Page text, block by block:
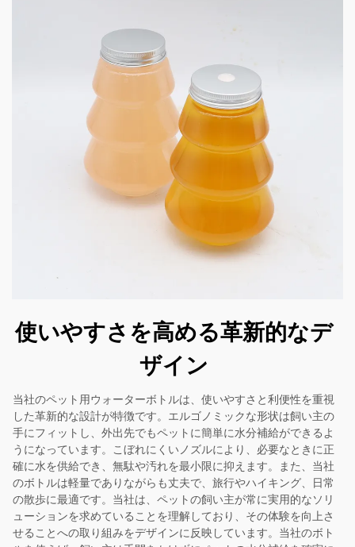
使いやすさを高める革新的なデ
ザイン
当社のペット用ウォーターボトルは、使いやすさと利便性を重視
した革新的な設計が特徴です。エルゴノミックな形状は飼い主の
手にフィットし、外出先でもペットに簡単に水分補給ができるよ
うになっています。こぼれにくいノズルにより、必要なときに正
確に水を供給でき、無駄や汚れを最小限に抑えます。また、当社
のボトルは軽量でありながらも丈夫で、旅行やハイキング、日常
の散歩に最適です。当社は、ペットの飼い主が常に実用的なソリ
ューションを求めていることを理解しており、その体験を向上さ
せることへの取り組みをデザインに反映しています。当社のボト